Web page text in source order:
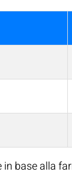
base alla